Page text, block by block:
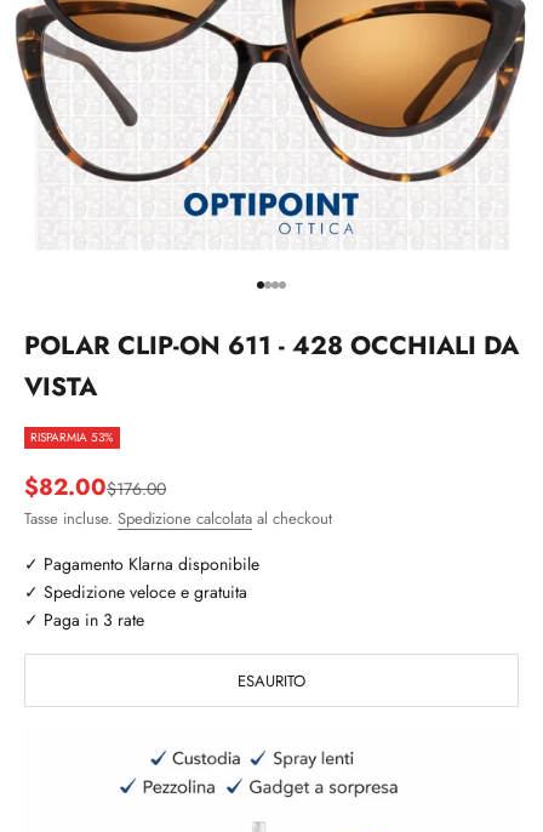
Vai all'articolo 1
Vai all'articolo 2
Vai all'articolo 3
Vai all'articolo 4
POLAR CLIP-ON 611 - 428 OCCHIALI DA
VISTA
RISPARMIA 53%
Prezzo scontato
$82.00Prezzo
$176.00
Tasse incluse. Spedizione calcolata al checkout
✓ Pagamento Klarna disponibile
✓ Spedizione veloce e gratuita
✓ Paga in 3 rate
ESAURITO